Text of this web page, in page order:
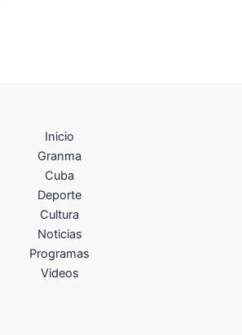
Inicio
Granma
Cuba
Deporte
Cultura
Noticias
Programas
Videos